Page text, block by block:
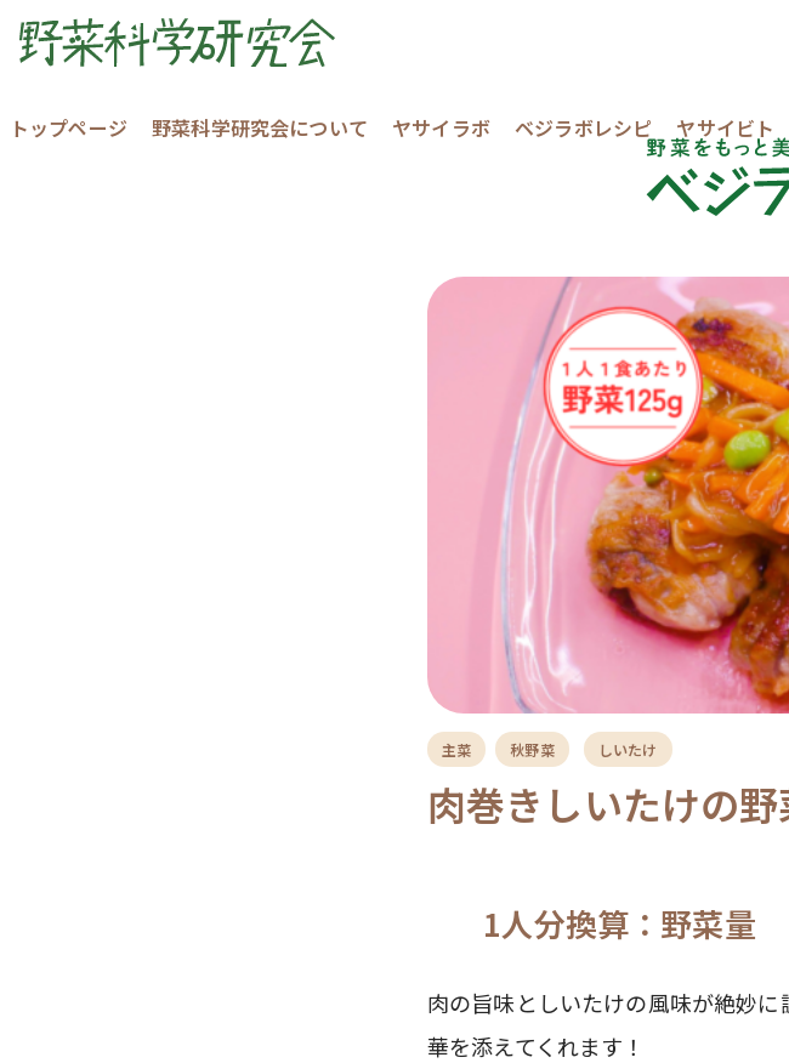
トップページ 野菜科学研究会について ヤサイラボ ベジラボレシピ ヤサイビト
主菜 秋野菜 しいたけ
肉巻きしいたけの
1人分換算：野菜量
肉の旨味としいたけの風味が絶妙
華を添えてくれます！